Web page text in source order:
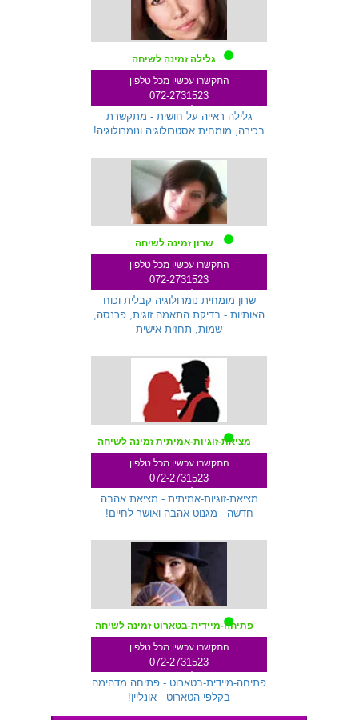
גלילה זמינה לשיחה
התקשרו עכשיו מכל טלפון
072-2731523
שלוחה 712
גלילה ראייה על חושית - מתקשרת
בכירה, מומחית אסטרולוגיה ונומרולוגיה!
שרון זמינה לשיחה
התקשרו עכשיו מכל טלפון
072-2731523
שלוחה 233
שרון מומחית נומרולוגיה קבלית וכוח
האותיות - בדיקת התאמה זוגית, פרנסה,
שמות, תחזית אישית
מציאת-זוגיות-אמיתית זמינה לשיחה
התקשרו עכשיו מכל טלפון
072-2731523
מציאת-זוגיות-אמיתית - מציאת אהבה
חדשה - מגנוט אהבה ואושר לחיים!
פתיחה-מיידית-בטארוט זמינה לשיחה
התקשרו עכשיו מכל טלפון
072-2731523
פתיחה-מיידית-בטארוט - פתיחה מדהימה
בקלפי הטארוט - אונליין!